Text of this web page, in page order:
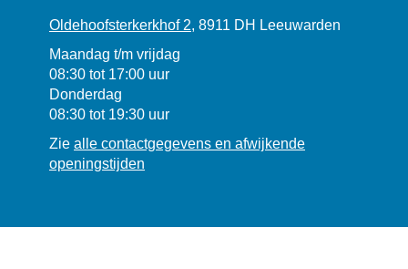
Oldehoofsterkerkhof 2, 8911 DH Leeuwarden
Maandag t/m vrijdag
08:30 tot 17:00 uur
Donderdag
08:30 tot 19:30 uur
Zie alle contactgegevens en afwijkende
openingstijden